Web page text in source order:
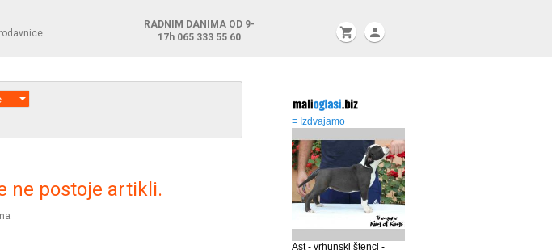
RADNIM DANIMA OD 9-
17h 065 333 55 60 shopping_cart person
ne postoje artikli.